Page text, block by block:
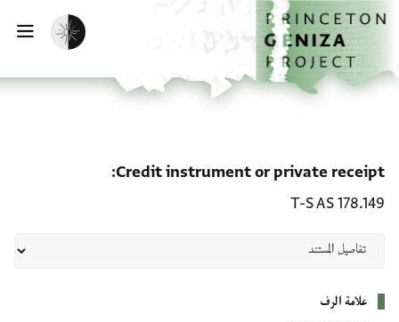
إلى المحتوى الرئيسي
الرئيسية
تفعيل الوضع المظلم
Credit instrument or private receipt
T-S AS 178.149
علامة الرف